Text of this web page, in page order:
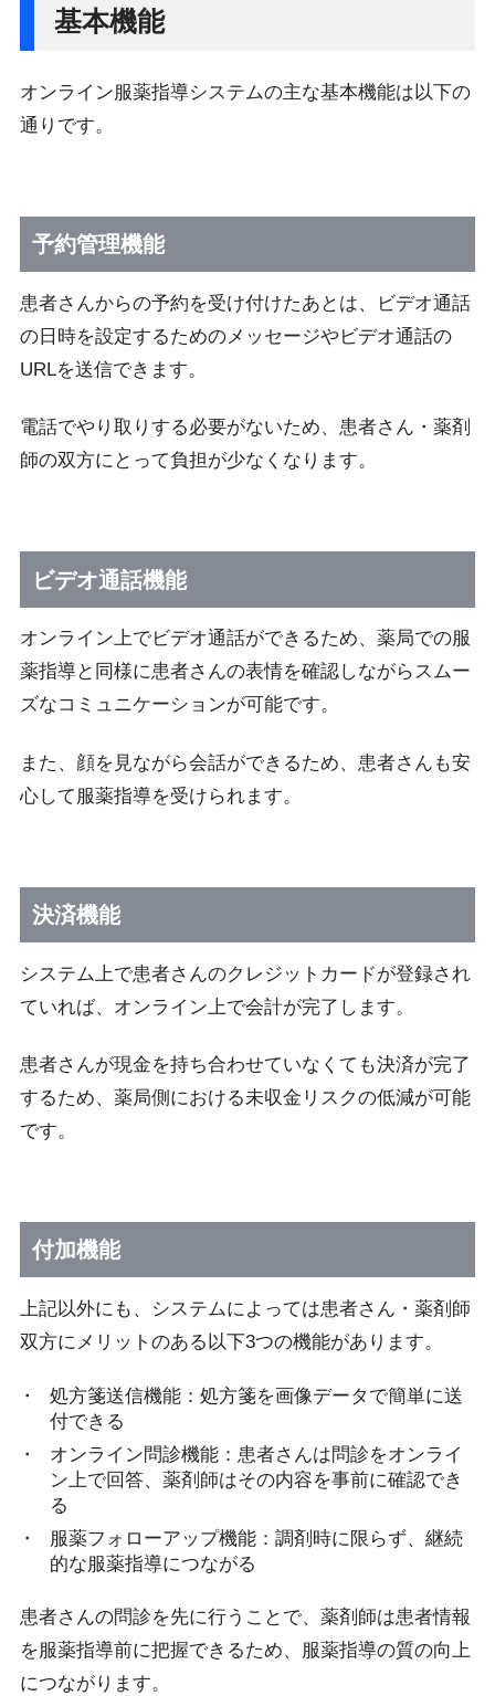
基本機能
オンライン服薬指導システムの主な基本機能は以下の
通りです。
予約管理機能
患者さんからの予約を受け付けたあとは、ビデオ通話
の日時を設定するためのメッセージやビデオ通話の
URLを送信できます。
電話でやり取りする必要がないため、患者さん・薬剤
師の双方にとって負担が少なくなります。
ビデオ通話機能
オンライン上でビデオ通話ができるため、薬局での服
薬指導と同様に患者さんの表情を確認しながらスムー
ズなコミュニケーションが可能です。
また、顔を見ながら会話ができるため、患者さんも安
心して服薬指導を受けられます。
決済機能
システム上で患者さんのクレジットカードが登録され
ていれば、オンライン上で会計が完了します。
患者さんが現金を持ち合わせていなくても決済が完了
するため、薬局側における未収金リスクの低減が可能
です。
付加機能
上記以外にも、システムによっては患者さん・薬剤師
双方にメリットのある以下3つの機能があります。
処方箋送信機能：処方箋を画像データで簡単に送
付できる
オンライン問診機能：患者さんは問診をオンライ
ン上で回答、薬剤師はその内容を事前に確認でき
る
服薬フォローアップ機能：調剤時に限らず、継続
的な服薬指導につながる
患者さんの問診を先に行うことで、薬剤師は患者情報
を服薬指導前に把握できるため、服薬指導の質の向上
につながります。